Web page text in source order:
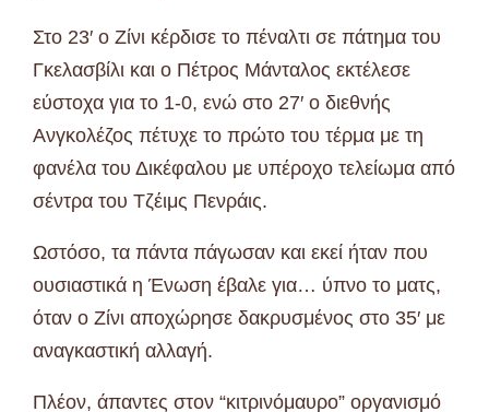
Στο 23′ ο Ζίνι κέρδισε το πέναλτι σε πάτημα του
Γκελασβίλι και ο Πέτρος Μάνταλος εκτέλεσε
εύστοχα για το 1-0, ενώ στο 27′ ο διεθνής
Ανγκολέζος πέτυχε το πρώτο του τέρμα με τη
φανέλα του Δικέφαλου με υπέροχο τελείωμα από
σέντρα του Τζέιμς Πενράις.
Ωστόσο, τα πάντα πάγωσαν και εκεί ήταν που
ουσιαστικά η Ένωση έβαλε για… ύπνο το ματς,
όταν ο Ζίνι αποχώρησε δακρυσμένος στο 35′ με
αναγκαστική αλλαγή.
Πλέον, άπαντες στον “κιτρινόμαυρο” οργανισμό